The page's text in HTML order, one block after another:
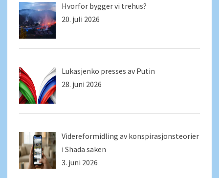
Hvorfor bygger vi trehus?
20. juli 2026
Lukasjenko presses av Putin
28. juni 2026
Videreformidling av konspirasjonsteorier
i Shada saken
3. juni 2026